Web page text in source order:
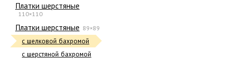
Платки шерстяные
110×110
Платки шерстяные 89×89
с шелковой бахромой
с шерстяной бахромой